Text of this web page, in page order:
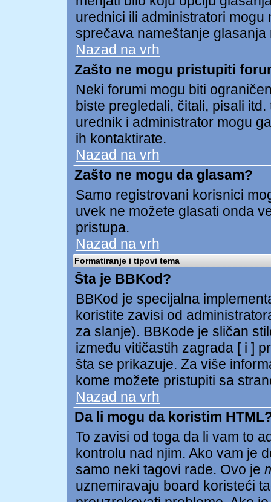
urednici ili administratori
sprečava nameštanje
Nazad na vrh
Zašto ne mogu pristupiti
Neki forumi mogu biti
biste pregledali, čitali, pisali
urednik i administrator mogu
ih kontaktirate.
Nazad na vrh
Zašto ne mogu da glasam?
Samo registrovani korisnici
uvek ne možete glasati onda
pristupa.
Nazad na vrh
Formatiranje i tipovi tema
Šta je BBKod?
BBKod je specijalna
koristite zavisi od
za slanje). BBKode je sličan
između vitičastih zagrada [ i ]
šta se prikazuje. Za više
kome možete pristupiti sa
Nazad na vrh
Da li mogu da koristim
To zavisi od toga da li vam to
kontrolu nad njim. Ako vam je
samo neki tagovi rade. Ovo je
uznemiravaju board koristeći